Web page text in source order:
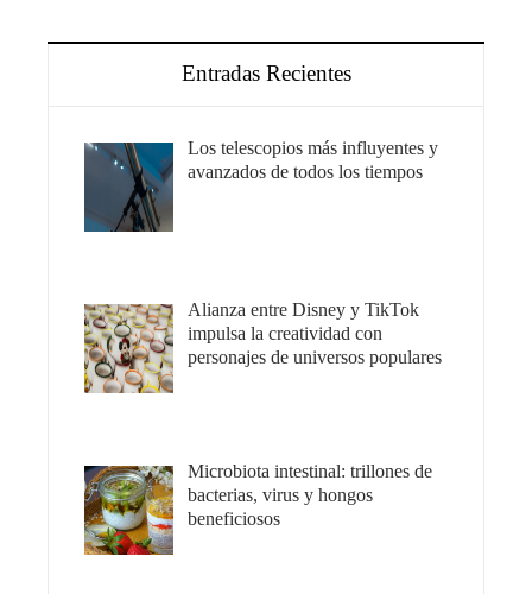
Entradas Recientes
Los telescopios más influyentes y
avanzados de todos los tiempos
Alianza entre Disney y TikTok
impulsa la creatividad con
personajes de universos populares
Microbiota intestinal: trillones de
bacterias, virus y hongos
beneficiosos